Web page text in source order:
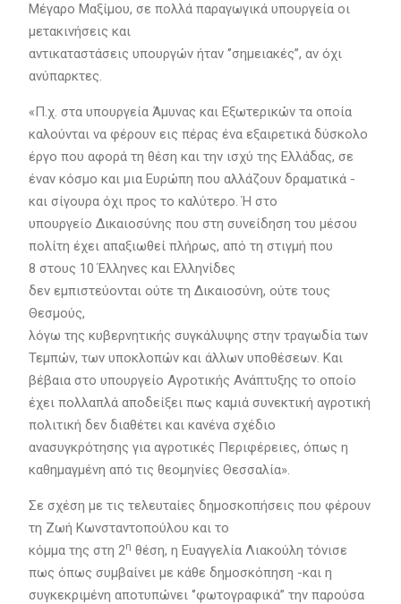
Μέγαρο Μαξίμου, σε πολλά παραγωγικά υπουργεία οι
μετακινήσεις και
αντικαταστάσεις υπουργών ήταν ‘’σημειακές’’, αν όχι
ανύπαρκτες.
«Π.χ. στα υπουργεία Άμυνας και Εξωτερικών τα οποία
καλούνται να φέρουν εις πέρας ένα εξαιρετικά δύσκολο
έργο που αφορά τη θέση και την ισχύ της Ελλάδας, σε
έναν κόσμο και μια Ευρώπη που αλλάζουν δραματικά -
και σίγουρα όχι προς το καλύτερο. Ή στο
υπουργείο Δικαιοσύνης που στη συνείδηση του μέσου
πολίτη έχει απαξιωθεί πλήρως, από τη στιγμή που
8 στους 10 Έλληνες και Ελληνίδες
δεν εμπιστεύονται ούτε τη Δικαιοσύνη, ούτε τους
Θεσμούς,
λόγω της κυβερνητικής συγκάλυψης στην τραγωδία των
Τεμπών, των υποκλοπών και άλλων υποθέσεων. Και
βέβαια στο υπουργείο Αγροτικής Ανάπτυξης το οποίο
έχει πολλαπλά αποδείξει πως καμιά συνεκτική αγροτική
πολιτική δεν διαθέτει και κανένα σχέδιο
ανασυγκρότησης για αγροτικές Περιφέρειες, όπως η
καθημαγμένη από τις θεομηνίες Θεσσαλία».
Σε σχέση με τις τελευταίες δημοσκοπήσεις που φέρουν
τη Ζωή Κωνσταντοπούλου και το
κόμμα της στη 2η θέση, η Ευαγγελία Λιακούλη τόνισε
πως όπως συμβαίνει με κάθε δημοσκόπηση -και η
συγκεκριμένη αποτυπώνει ‘’φωτογραφικά’’ την παρούσα